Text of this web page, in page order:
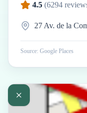
4.5 (6294
27 Av. de la
Source: Google Places